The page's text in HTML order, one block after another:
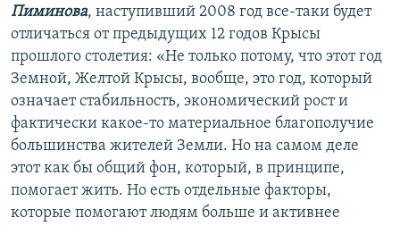
Пиминова, наступивший 2008 год все-таки будет
отличаться от предыдущих 12 годов Крысы
прошлого столетия: «Не только потому, что этот год
Земной, Желтой Крысы, вообще, это год, который
означает стабильность, экономический рост и
фактически какое-то материальное благополучие
большинства жителей Земли. Но на самом деле
этот как бы общий фон, который, в принципе,
помогает жить. Но есть отдельные факторы,
которые помогают людям больше и активнее